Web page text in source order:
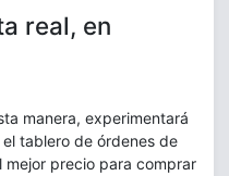
real, en
manera, experimentará
tablero de órdenes de
mejor precio para comprar